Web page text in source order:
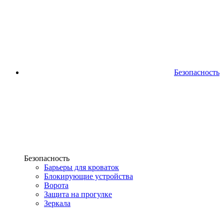
Безопасность
Безопасность
Барьеры для кроваток
Блокирующие устройства
Ворота
Защита на прогулке
Зеркала